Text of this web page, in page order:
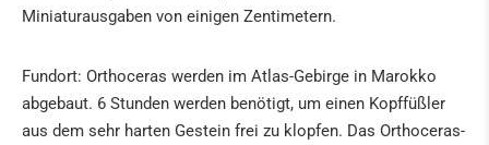
Miniaturausgaben von einigen Zentimetern.
Fundort: Orthoceras werden im Atlas-Gebirge in Marokko
abgebaut. 6 Stunden werden benötigt, um einen Kopffüßler
aus dem sehr harten Gestein frei zu klopfen. Das Orthoceras-